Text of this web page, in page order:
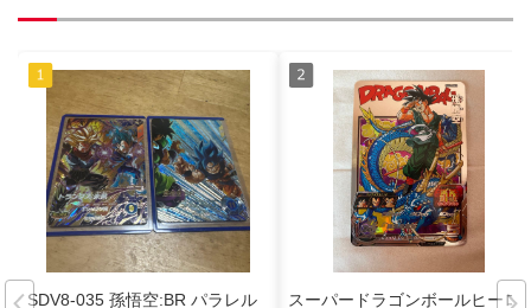
SDV8-035 孫悟空:BR パラレル スーパードラゴンボールヒーロ